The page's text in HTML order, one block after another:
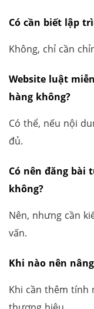
Có cần biết lập
Không, chỉ cần
Website luật
hàng không?
Có thể, nếu nội
đủ.
Có nên đăng bài
không?
Nên, nhưng cần
vấn.
Khi nào nên
Khi cần thêm tính